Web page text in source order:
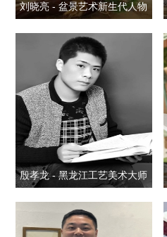
刘晓亮 - 盆景艺术新生代人物
殷孝龙 - 黑龙江工艺美术大师